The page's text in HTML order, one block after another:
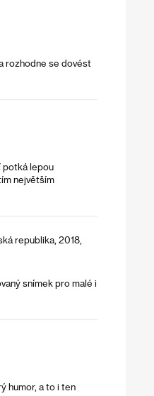
rozhodne se dovést
potká lepou
největším
republika, 2018,
snímek pro malé i
humor, a to i ten